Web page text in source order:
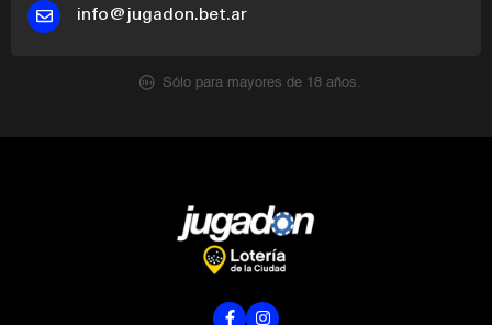
info@jugadon.bet.ar
Sólo para mayores de 18 años.